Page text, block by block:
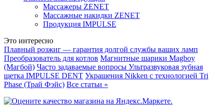
Массажеры ZENET
Массажные накидки ZENET
Продукция IMPULSE
Это интересно
Плавный розжиг — гарантия долгой службы ваших ламп
Преобразователь для котлов Магнитные шарики Magboy
(Магбой) Часто задаваемые вопросы Ультразвуковая зубная
щетка IMPULSE DENT Украшения Nikken с технологией Tri
Phase (Трай Фэйс) Все статьи »